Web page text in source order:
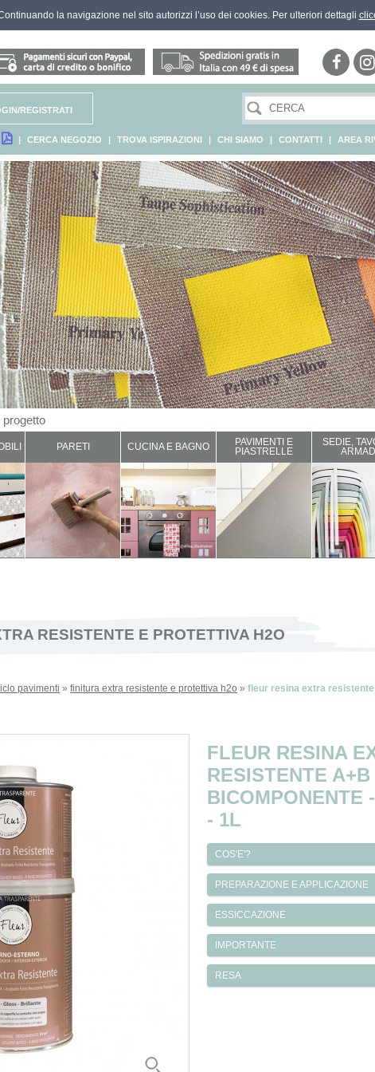
la navigazione nel sito autorizzi l’uso dei cookies. Per ulteriori dettagli
REGISTRATI
| CERCA NEGOZIO | TROVA ISPIRAZIONI | CHI SIAMO | CONTATTI | AREA
progetto
PARETI CUCINA E BAGNO
PAVIMENTI E
PIASTRELLE
SEDIE,
ARMADI
RESISTENTE E PROTETTIVA H2O
pavimenti » finitura extra resistente e protettiva h2o » fleur resina extra resistente
FLEUR RESINA
RESISTENTE A+B
BICOMPONENTE
- 1L
COS'E'?
PREPARAZIONE E APPLICAZIONE
ESSICCAZIONE
IMPORTANTE
RESA